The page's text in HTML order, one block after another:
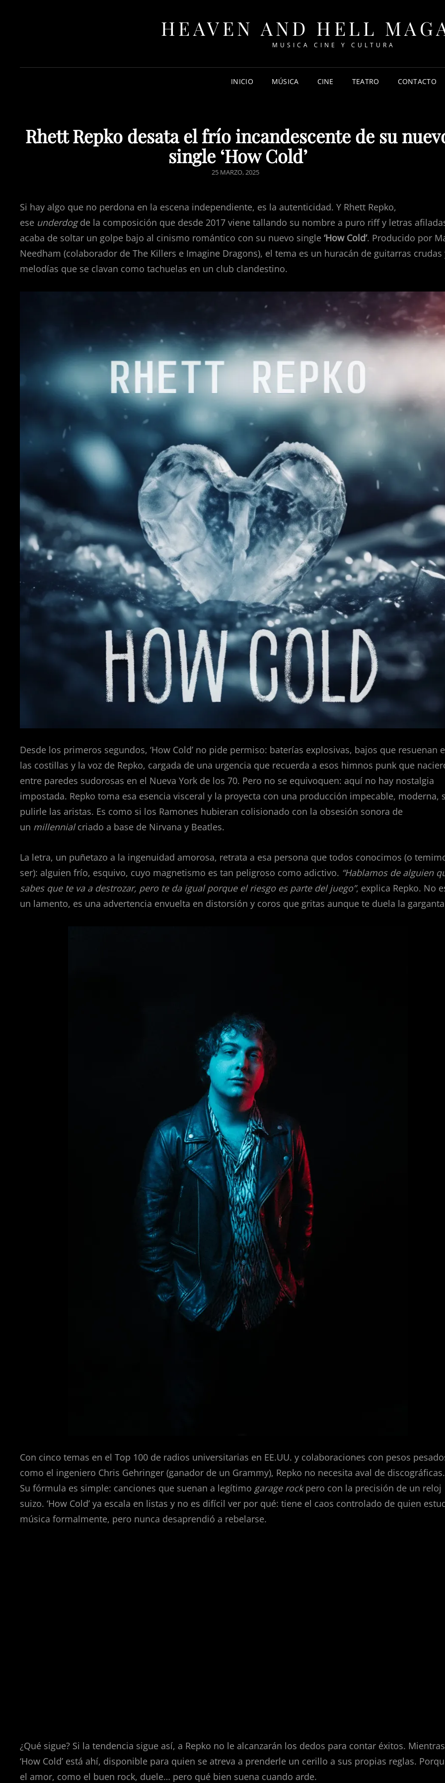
HEAVEN AND HELL
MUSICA CINE Y CULTURA
INICIO MÚSICA CINE TEATRO CONTACTO
Rhett Repko desata el frío incandescente de su
single ‘How Cold’
POSTED
25 MARZO, 2025
Si hay algo que no perdona en la escena independiente, es la autenticidad. Y Rhett Repko,
ese underdogde la composición que desde 2017 viene tallando su nombre a puro riff y letras
acaba de soltar un golpe bajo al cinismo romántico con su nuevo single ‘How Cold’. Producido por
Needham (colaborador de The Killers e Imagine Dragons), el tema es un huracán de guitarras crudas
melodías que se clavan como tachuelas en un club clandestino.
Desde los primeros segundos, ‘How Cold’ no pide permiso: baterías explosivas, bajos que resuenan
las costillas y la voz de Repko, cargada de una urgencia que recuerda a esos himnos punk que
entre paredes sudorosas en el Nueva York de los 70. Pero no se equivoquen: aquí no hay nostalgia
impostada. Repko toma esa esencia visceral y la proyecta con una producción impecable, moderna,
pulirle las aristas. Es como si los Ramones hubieran colisionado con la obsesión sonora de
un millennialcriado a base de Nirvana y Beatles.
La letra, un puñetazo a la ingenuidad amorosa, retrata a esa persona que todos conocimos (o
ser): alguien frío, esquivo, cuyo magnetismo es tan peligroso como adictivo. “Hablamos de alguien
sabes que te va a destrozar, pero te da igual porque el riesgo es parte del juego”, explica Repko. No
un lamento, es una advertencia envuelta en distorsión y coros que gritas aunque te duela la
Con cinco temas en el Top 100 de radios universitarias en EE.UU. y colaboraciones con pesos
como el ingeniero Chris Gehringer (ganador de un Grammy), Repko no necesita aval de discográficas.
Su fórmula es simple: canciones que suenan a legítimo garage rockpero con la precisión de un reloj
suizo. ‘How Cold’ ya escala en listas y no es difícil ver por qué: tiene el caos controlado de quien
música formalmente, pero nunca desaprendió a rebelarse.
¿Qué sigue? Si la tendencia sigue así, a Repko no le alcanzarán los dedos para contar éxitos.
‘How Cold’ está ahí, disponible para quien se atreva a prenderle un cerillo a sus propias reglas.
el amor, como el buen rock, duele… pero qué bien suena cuando arde.